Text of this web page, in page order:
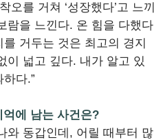
오를 거쳐 ‘성장했다’고 느끼
람을 느낀다. 온 힘을 다했다
거두는 것은 최고의 경지
이 넓고 깊다. 내가 알고 있
다.”
에 남는 사건은?
와 동갑인데, 어릴 때부터 많